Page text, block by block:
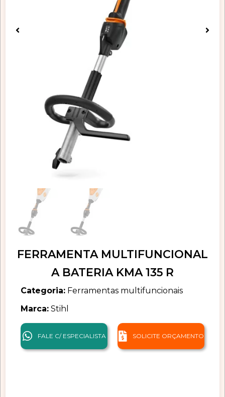
FERRAMENTA MULTIFUNCIONAL
A BATERIA KMA 135 R
Categoria: Ferramentas multifuncionais
Marca: Stihl
FALE C/ ESPECIALISTA SOLICITE ORÇAMENTO